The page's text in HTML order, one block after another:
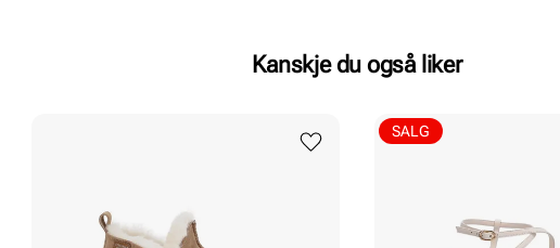
Kanskje du også liker
SALG